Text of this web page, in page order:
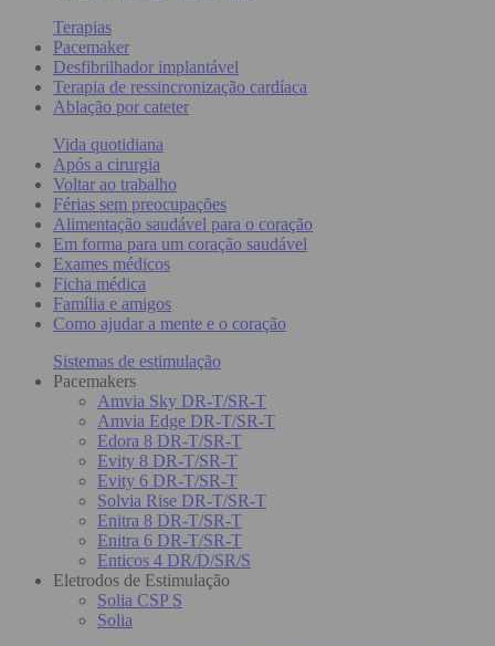
Terapias
Pacemaker
Desfibrilhador implantável
Terapia de ressincronização cardíaca
Ablação por cateter
Vida quotidiana
Após a cirurgia
Voltar ao trabalho
Férias sem preocupações
Alimentação saudável para o coração
Em forma para um coração saudável
Exames médicos
Ficha médica
Família e amigos
Como ajudar a mente e o coração
Sistemas de estimulação
Pacemakers
Amvia Sky DR-T/SR-T
Amvia Edge DR-T/SR-T
Edora 8 DR-T/SR-T
Evity 8 DR-T/SR-T
Evity 6 DR-T/SR-T
Solvia Rise DR-T/SR-T
Enitra 8 DR-T/SR-T
Enitra 6 DR-T/SR-T
Enticos 4 DR/D/SR/S
Eletrodos de Estimulação
Solia CSP S
Solia